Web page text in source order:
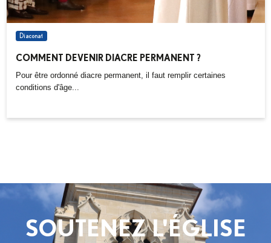
Diaconat
COMMENT DEVENIR DIACRE PERMANENT ?
Pour être ordonné diacre permanent, il faut remplir certaines
conditions d'âge...
SOUTENEZ L'ÉGLISE